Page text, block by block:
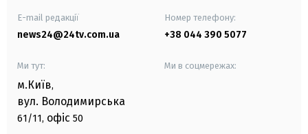
E-mail редакції
news24@24tv.com.ua
Номер телефону:
+38 044 390 5077
Ми тут:
м.Київ,
вул. Володимирська
61/11, офіс 50
Ми в соцмережах: